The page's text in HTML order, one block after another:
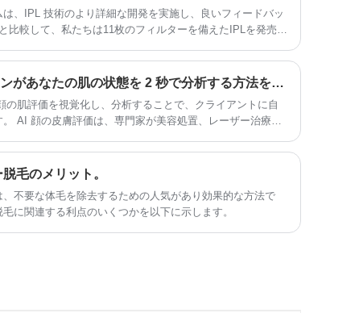
貴重な資産となっています。
、IPL 技術のより詳細な開発を実施し、良いフィードバッ
比較して、私たちは11枚のフィルターを備えたIPLを発売
AI スキン アナライザー マシンがあなたの肌の状態を 2 秒で分析する方法をご覧ください。
肌評価を視覚化し、分析することで、クライアントに自
AI 顔の皮膚評価は、専門家が美容処置、レーザー治療、
イアントが自信を持って明確に美的目標を達成できるよう
毛のメリット。
不要な体毛を除去するための人気があり効果的な方法で
に関連する利点のいくつかを以下に示します。